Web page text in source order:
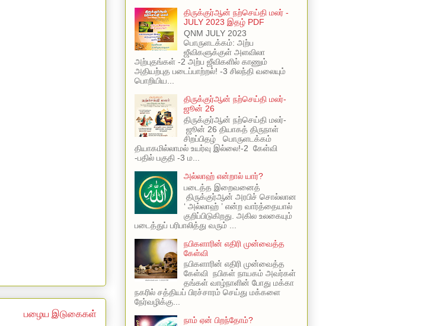
பழைய இடுகைகள்
திருக்குர்ஆன் நற்செய்தி மலர் -
JULY 2023 இதழ் PDF
QNM JULY 2023
பொருளடக்கம்: அற்ப
ஜீவிகளுக்குள் அளவிலா
அற்புதங்கள் -2 அற்ப ஜீவிகளில் காணும்
அதியற்புத படைப்பாற்றல்! -3 சிலந்தி வலையும்
பொறியிய...
திருக்குர்ஆன் நற்செய்தி மலர்-
ஜூன் 26
திருக்குர்ஆன் நற்செய்தி மலர்-
ஜூன் 26 தியாகத் திருநாள்
சிறப்பிதழ் பொருளடக்கம்
தியாகமில்லாமல் உயர்வு இல்லை!-2 கேள்வி
-பதில் பகுதி -3 ம...
அல்லாஹ் என்றால் யார்?
படைத்த இறைவனைத்
திருக்குர்ஆன் அரபிச் சொல்லான
‘ அல்லாஹ் ’ என்ற வார்த்தையால்
குறிப்பிடுகிறது. அகில உலகையும்
படைத்துப் பரிபாலித்து வரும் ...
நபிகளாரின் எதிரி முன்வைத்த
கேள்வி
நபிகளாரின் எதிரி முன்வைத்த
கேள்வி நபிகள் நாயகம் அவர்கள்
தங்கள் வாழ்நாளின் போது மக்கா
நகரில் சத்தியப் பிரச்சாரம் செய்து மக்களை
நேர்வழிக்கு...
நாம் ஏன் பிறந்தோம்?